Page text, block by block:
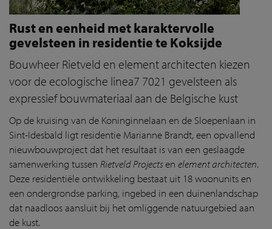
Rust en eenheid met karaktervolle
gevelsteen in residentie te Koksijde
Bouwheer Rietveld en element architecten kiezen
voor de ecologische linea7 7021 gevelsteen als
expressief bouwmateriaal aan de Belgische kust
Op de kruising van de Koninginnelaan en de Sloepenlaan in
Sint-Idesbald ligt residentie Marianne Brandt, een opvallend
nieuwbouwproject dat het resultaat is van een geslaagde
samenwerking tussen Rietveld Projectsen element architecten.
Deze residentiële ontwikkeling bestaat uit 18 woonunits en
een ondergrondse parking, ingebed in een duinenlandschap
dat naadloos aansluit bij het omliggende natuurgebied aan
de kust.